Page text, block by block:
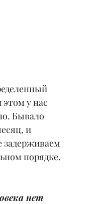
у нас
Бывало
и
задерживаем
порядке.
нет